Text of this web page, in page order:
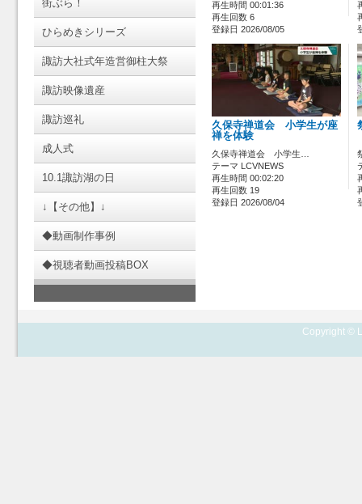
街ぶら！
ひらめきシリーズ
諏訪大社式年造営御柱大祭
諏訪映像遺産
諏訪巡礼
成人式
10.1諏訪湖の日
↓【その他】↓
◆動画制作事例
◆視聴者動画投稿BOX
再生時間 00:01:36
再生回数 6
登録日 2026/08/05
久保寺禅道会 小学生が座
禅を体験
久保寺禅道会 小学生…
テーマ LCVNEWS
再生時間 00:02:20
再生回数 19
登録日 2026/08/04
Copyright ©